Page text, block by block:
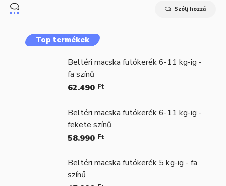
Szólj hozzá
Top termékek
Beltéri macska futókerék 6-11 kg-ig -
fa színű
62.490 Ft
Beltéri macska futókerék 6-11 kg-ig -
fekete színű
58.990 Ft
Beltéri macska futókerék 5 kg-ig - fa
színű